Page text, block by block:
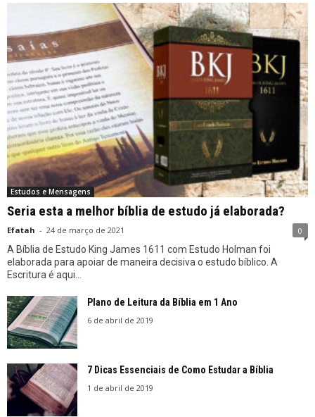
Estudos e Mensagens
Seria esta a melhor bíblia de estudo já elaborada?
Efatah - 24 de março de 2021 0
A Bíblia de Estudo King James 1611 com Estudo Holman foi
elaborada para apoiar de maneira decisiva o estudo bíblico. A
Escritura é aqui...
Plano de Leitura da Bíblia em 1 Ano
6 de abril de 2019
7 Dicas Essenciais de Como Estudar a Bíblia
1 de abril de 2019